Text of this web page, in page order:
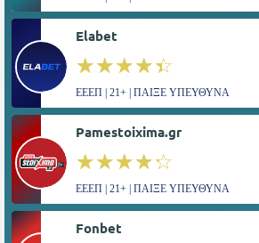
Elabet
☆☆☆☆☆
★★★★★
ΕΕΕΠ | 21+ | ΠΑΙΞΕ ΥΠΕΥΘΥΝΑ
Pamestoixima.gr
☆☆☆☆☆
★★★★★
ΕΕΕΠ | 21+ | ΠΑΙΞΕ ΥΠΕΥΘΥΝΑ
Fonbet